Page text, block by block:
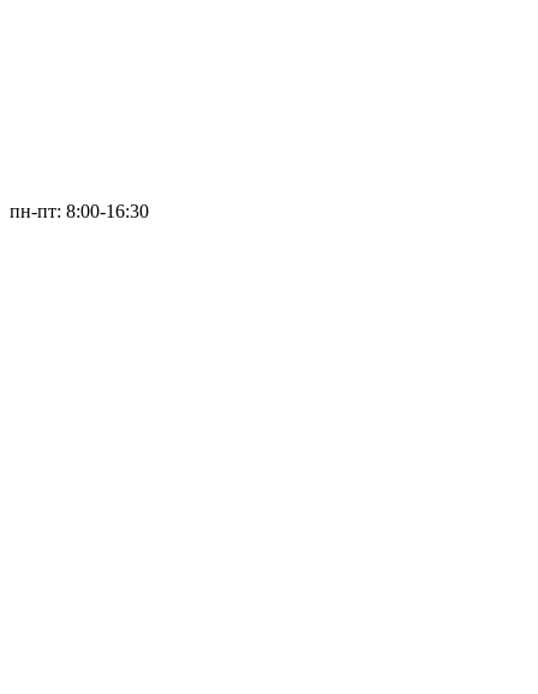
пн-пт: 8:00-16:30